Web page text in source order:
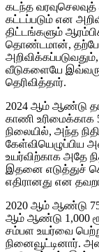
கடந்த
கட்டப்படும் என
திட்டங்களும்
தொண்டமான்,
வீடுகளையே
தெரிவித்தார்.
2024 ஆம் ஆண்டு
காணி உரிமைக்காக
நிலையில், அந்த
கேள்வியெழுப்பிய
உயர்விற்காக அதே
இதனை எடுத்துச்
எதிரானது என
2020 ஆம் ஆண்டு 750
ஆம் ஆண்டு 1,000
சம்பள உயர்வை
நினைவூட்டினார்.